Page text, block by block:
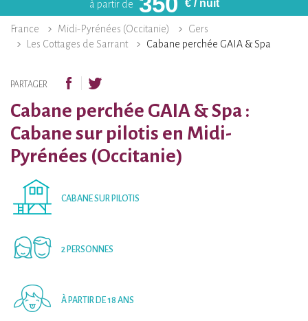
à partir de € / nuit
France Midi-Pyrénées (Occitanie)
Gers
Les Cottages de Sarrant
Cabane perchée GAIA & Spa
PARTAGER
Cabane perchée GAIA & Spa :
Cabane sur pilotis en Midi-
Pyrénées (Occitanie)
CABANE SUR PILOTIS
2 PERSONNES
À PARTIR DE 18 ANS